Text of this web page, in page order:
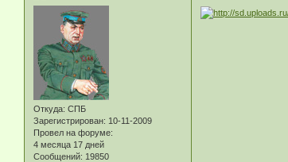
Откуда: СПБ
Зарегистрирован: 10-11-2009
Провел на форуме:
4 месяца 17 дней
Сообщений: 19850